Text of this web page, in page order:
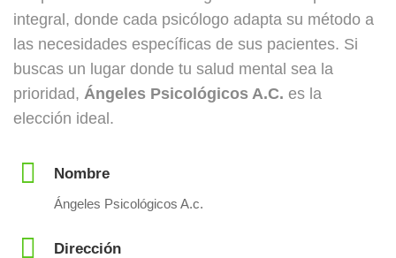
integral, donde cada psicólogo adapta su método a
las necesidades específicas de sus pacientes. Si
buscas un lugar donde tu salud mental sea la
prioridad, Ángeles Psicológicos A.C. es la
elección ideal.
Nombre
Ángeles Psicológicos A.c.
Dirección